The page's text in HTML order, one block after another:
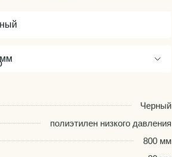
Черный
полиэтилен низкого давления
800 мм